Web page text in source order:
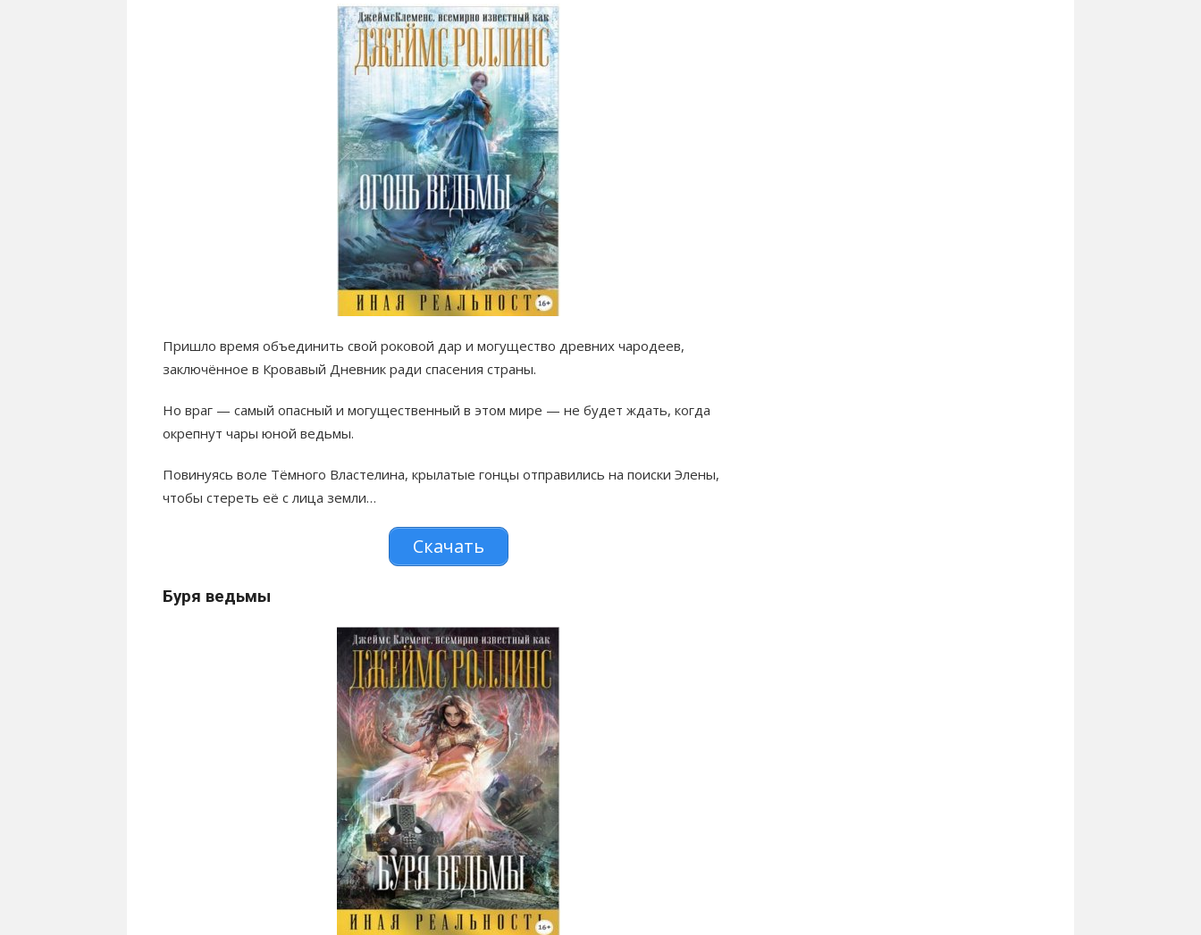
Пришло время объединить свой роковой дар и могущество древних чародеев,
заключённое в Кровавый Дневник ради спасения страны.
Но враг — самый опасный и могущественный в этом мире — не будет ждать, когда
окрепнут чары юной ведьмы.
Повинуясь воле Тёмного Властелина, крылатые гонцы отправились на поиски Элены,
чтобы стереть её с лица земли…
Скачать
Буря ведьмы